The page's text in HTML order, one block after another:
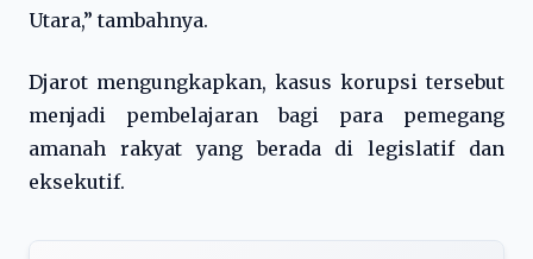
Utara,” tambahnya.
Djarot mengungkapkan, kasus korupsi tersebut
menjadi pembelajaran bagi para pemegang
amanah rakyat yang berada di legislatif dan
eksekutif.